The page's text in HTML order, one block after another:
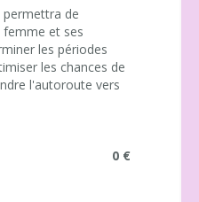
permettra de
femme et ses
les périodes
les chances de
l'autoroute vers
0 €